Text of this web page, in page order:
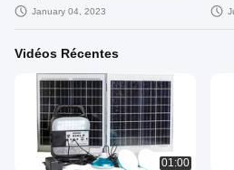
January 04, 2023
Vidéos Récentes
01:00